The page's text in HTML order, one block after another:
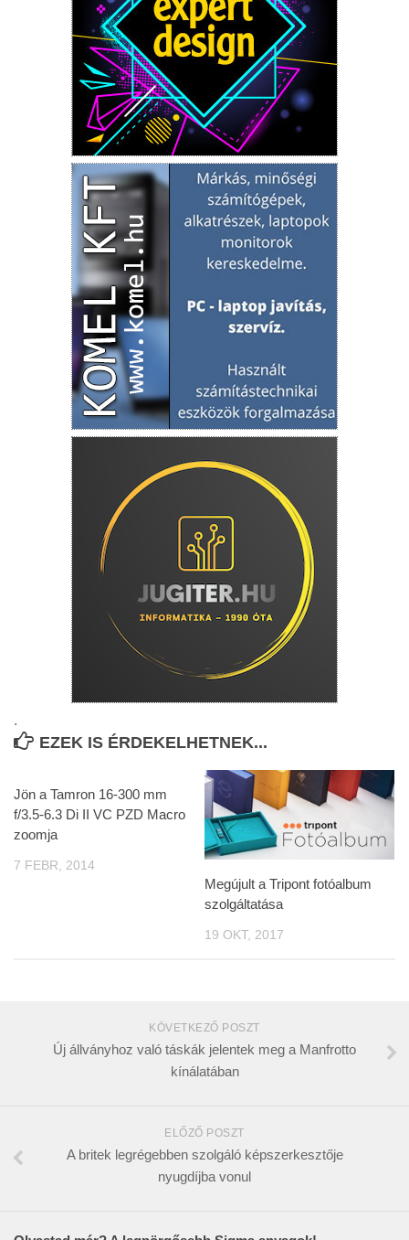
.
EZEK IS ÉRDEKELHETNEK...
Jön a Tamron 16-300 mm
f/3.5-6.3 Di II VC PZD Macro
zoomja
7 FEBR, 2014
Megújult a Tripont fotóalbum
szolgáltatása
19 OKT, 2017
KÖVETKEZŐ POSZT
Új állványhoz való táskák jelentek meg a Manfrotto
kínálatában
ELŐZŐ POSZT
A britek legrégebben szolgáló képszerkesztője
nyugdíjba vonul